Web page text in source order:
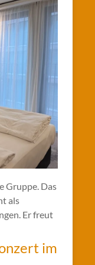
Gruppe. Das
als
Er freut
im